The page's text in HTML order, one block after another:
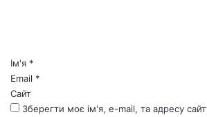
*Ім'я *
Email *
Сайт
Зберегти моє ім'я, e-mail, та адресу